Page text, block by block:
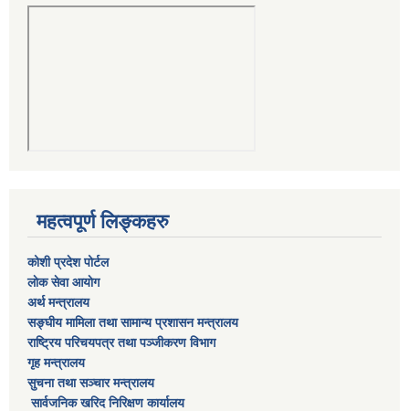
महत्वपूर्ण लिङ्कहरु
कोशी प्रदेश पोर्टल
लाेक सेवा आयाेग
अर्थ मन्त्रालय
सङ्घीय मामिला तथा सामान्य प्रशासन मन्त्रालय
राष्‍ट्रिय परिचयपत्र तथा पञ्‍जीकरण विभाग
गृह मन्त्रालय
सुचना तथा सञ्चार मन्त्रालय
सार्वजनिक खरिद निरिक्षण कार्यालय